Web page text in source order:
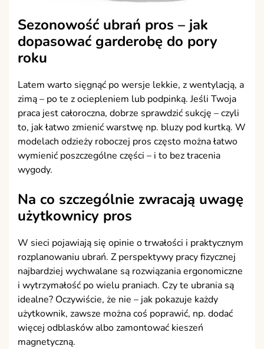
Sezonowość ubrań pros – jak
dopasować garderobę do pory
roku
Latem warto sięgnąć po wersje lekkie, z wentylacją, a
zimą – po te z ociepleniem lub podpinką. Jeśli Twoja
praca jest całoroczna, dobrze sprawdzić sukcję – czyli
to, jak łatwo zmienić warstwę np. bluzy pod kurtką. W
modelach odzieży roboczej pros często można łatwo
wymienić poszczególne części – i to bez tracenia
wygody.
Na co szczególnie zwracają uwagę
użytkownicy pros
W sieci pojawiają się opinie o trwałości i praktycznym
rozplanowaniu ubrań. Z perspektywy pracy fizycznej
najbardziej wychwalane są rozwiązania ergonomiczne
i wytrzymałość po wielu praniach. Czy te ubrania są
idealne? Oczywiście, że nie – jak pokazuje każdy
użytkownik, zawsze można coś poprawić, np. dodać
więcej odblasków albo zamontować kieszeń
magnetyczną.